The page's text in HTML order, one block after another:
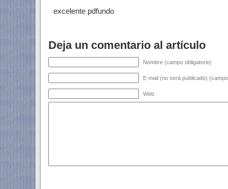
excelente pdfundo
Deja un comentario al artículo
Nombre (campo obligatorio)
E-mail (no será publicado)
Web